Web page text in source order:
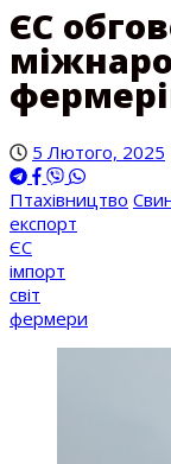
ЄС
5 Лютого, 2025
Птахівництво
експорт
ЄС
імпорт
світ
фермери